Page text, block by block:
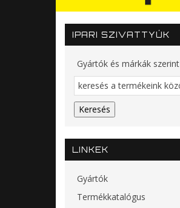
IPARI SZIVATTYÚK
Gyártók és márkák szerint
LINKEK
Gyártók
Termékkatalógus